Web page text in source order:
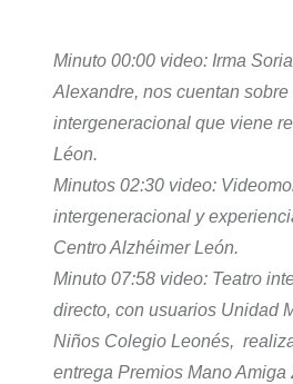
Minuto 00:00 video: Irma
Alexandre, nos cuentan
intergeneracional que viene
Léon.
Minutos 02:30 video:
intergeneracional y
Centro Alzhéimer León.
Minuto 07:58 video: Teatro
directo, con usuarios Unidad
Niños Colegio Leonés,
entrega Premios Mano Amiga